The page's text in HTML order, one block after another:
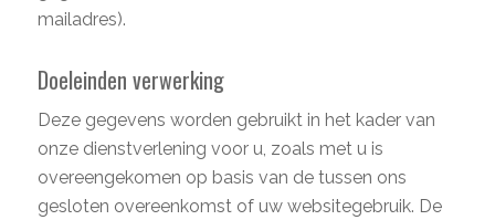
mailadres).
Doeleinden verwerking
Deze gegevens worden gebruikt in het kader van
onze dienstverlening voor u, zoals met u is
overeengekomen op basis van de tussen ons
gesloten overeenkomst of uw websitegebruik. De